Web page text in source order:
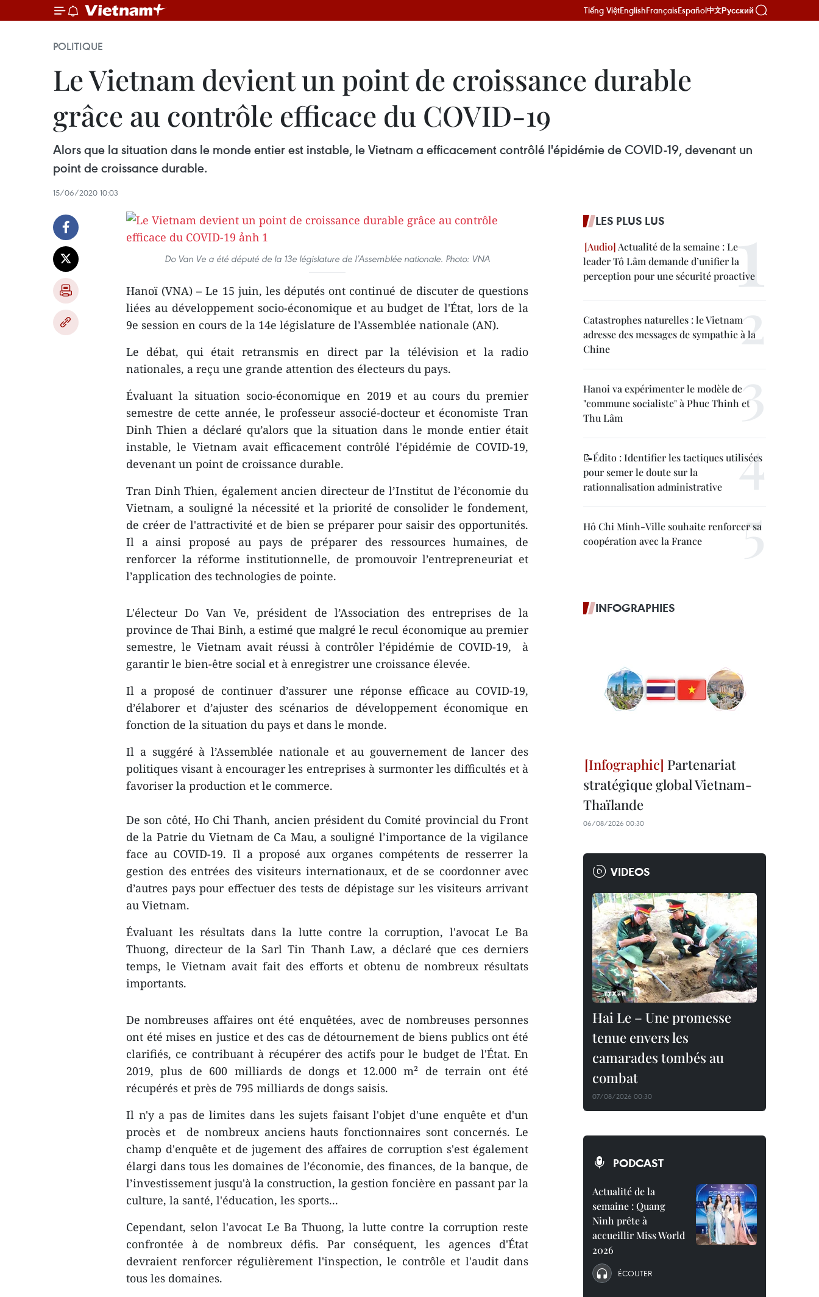
Tiếng ViệtEnglishFrançaisEspañol中文Русский
POLITIQUE
Le Vietnam devient un point de croissance durable
grâce au contrôle efficace du COVID-19
Alors que la situation dans le monde entier est instable, le Vietnam a efficacement contrôlé l'épidémie de COVID-19, devenant un
point de croissance durable.
15/06/2020 10:03
Do Van Ve a été député de la 13e législature de l’Assemblée nationale. Photo: VNA
Hanoï (VNA) – Le 15 juin, les députés ont continué de discuter de questions
liées au développement socio-économique et au budget de l'État, lors de la
9e session en cours de la 14e législature de l’Assemblée nationale (AN).
Le débat, qui était retransmis en direct par la télévision et la radio
nationales, a reçu une grande attention des électeurs du pays.
Évaluant la situation socio-économique en 2019 et au cours du premier
semestre de cette année, le professeur associé-docteur et économiste Tran
Dinh Thien a déclaré qu’alors que la situation dans le monde entier était
instable, le Vietnam avait efficacement contrôlé l'épidémie de COVID-19,
devenant un point de croissance durable.
Tran Dinh Thien, également ancien directeur de l’Institut de l’économie du
Vietnam, a souligné la nécessité et la priorité de consolider le fondement,
de créer de l'attractivité et de bien se préparer pour saisir des opportunités.
Il a ainsi proposé au pays de préparer des ressources humaines, de
renforcer la réforme institutionnelle, de promouvoir l’entrepreneuriat et
l’application des technologies de pointe.
L'électeur Do Van Ve, président de l’Association des entreprises de la
province de Thai Binh, a estimé que malgré le recul économique au premier
semestre, le Vietnam avait réussi à contrôler l’épidémie de COVID-19, à
garantir le bien-être social et à enregistrer une croissance élevée.
Il a proposé de continuer d’assurer une réponse efficace au COVID-19,
d’élaborer et d’ajuster des scénarios de développement économique en
fonction de la situation du pays et dans le monde.
Il a suggéré à l’Assemblée nationale et au gouvernement de lancer des
politiques visant à encourager les entreprises à surmonter les difficultés et à
favoriser la production et le commerce.
De son côté, Ho Chi Thanh, ancien président du Comité provincial du Front
de la Patrie du Vietnam de Ca Mau, a souligné l’importance de la vigilance
face au COVID-19. Il a proposé aux organes compétents de resserrer la
gestion des entrées des visiteurs internationaux, et de se coordonner avec
d’autres pays pour effectuer des tests de dépistage sur les visiteurs arrivant
au Vietnam.
Évaluant les résultats dans la lutte contre la corruption, l'avocat Le Ba
Thuong, directeur de la Sarl Tin Thanh Law, a déclaré que ces derniers
temps, le Vietnam avait fait des efforts et obtenu de nombreux résultats
importants.
De nombreuses affaires ont été enquêtées, avec de nombreuses personnes
ont été mises en justice et des cas de détournement de biens publics ont été
clarifiés, ce contribuant à récupérer des actifs pour le budget de l'État. En
2019, plus de 600 milliards de dongs et 12.000 m² de terrain ont été
récupérés et près de 795 milliards de dongs saisis.
Il n'y a pas de limites dans les sujets faisant l'objet d'une enquête et d'un
procès et de nombreux anciens hauts fonctionnaires sont concernés. Le
champ d'enquête et de jugement des affaires de corruption s'est également
élargi dans tous les domaines de l’économie, des finances, de la banque, de
l’investissement jusqu'à la construction, la gestion foncière en passant par la
culture, la santé, l'éducation, les sports...
Cependant, selon l'avocat Le Ba Thuong, la lutte contre la corruption reste
confrontée à de nombreux défis. Par conséquent, les agences d'État
devraient renforcer régulièrement l'inspection, le contrôle et l'audit dans
tous les domaines.
LES PLUS LUS
Actualité de la semaine : Le
leader Tô Lâm demande d’unifier la
perception pour une sécurité proactive
Catastrophes naturelles : le Vietnam
adresse des messages de sympathie à la
Chine
Hanoi va expérimenter le modèle de
"commune socialiste" à Phuc Thinh et
Thu Lâm
📝Édito : Identifier les tactiques utilisées
pour semer le doute sur la
rationnalisation administrative
Hô Chi Minh-Ville souhaite renforcer sa
coopération avec la France
INFOGRAPHIES
Partenariat
stratégique global Vietnam-
Thaïlande
06/08/2026 00:30
VIDEOS
Hai Le – Une promesse
tenue envers les
camarades tombés au
combat
07/08/2026 00:30
PODCAST
Actualité de la
semaine : Quang
Ninh prête à
accueillir Miss World
2026
ÉCOUTER